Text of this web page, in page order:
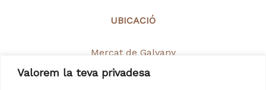
Valorem la teva privadesa
UBICACIÓ
Mercat de Galvany